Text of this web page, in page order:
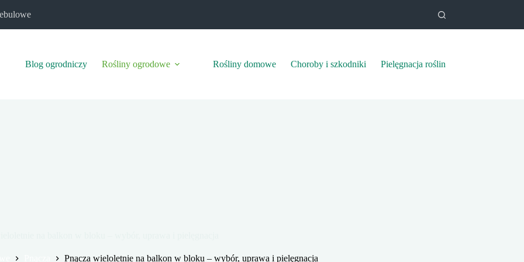
Blog ogrodniczy Rośliny ogrodowe Rośliny domowe Choroby i szkodniki Pielęgnacja roślin
Pnącza wieloletnie na balkon w bloku – wybór, uprawa i pielęgnacja